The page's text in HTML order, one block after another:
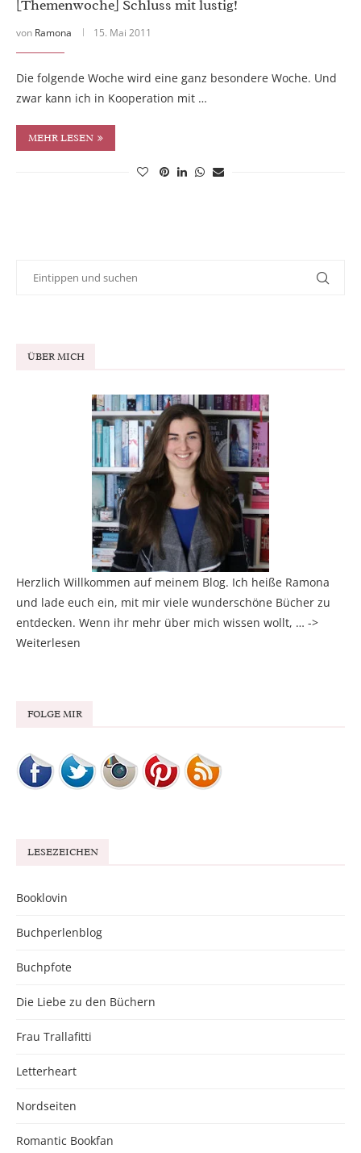
[Themenwoche] Schluss mit lustig!
von Ramona 15. Mai 2011
Die folgende Woche wird eine ganz besondere Woche. Und
zwar kann ich in Kooperation mit …
MEHR LESEN
ÜBER MICH
Herzlich Willkommen auf meinem Blog. Ich heiße Ramona
und lade euch ein, mit mir viele wunderschöne Bücher zu
entdecken. Wenn ihr mehr über mich wissen wollt, … ->
Weiterlesen
FOLGE MIR
LESEZEICHEN
Booklovin
Buchperlenblog
Buchpfote
Die Liebe zu den Büchern
Frau Trallafitti
Letterheart
Nordseiten
Romantic Bookfan